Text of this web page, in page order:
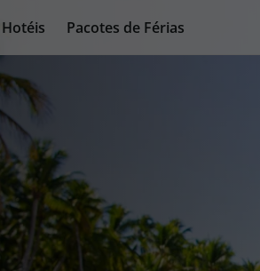
Hotéis
Pacotes de Férias
Blog TopViagens
Cruzeiros